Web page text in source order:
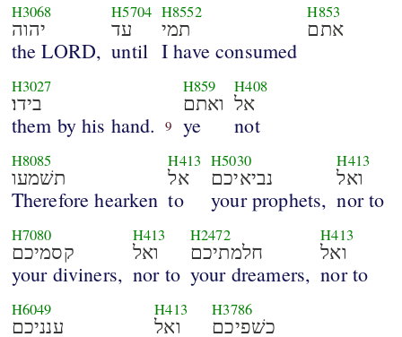
H3068
יהוה
the LORD,
H5704
עד
until
H8552
תמי
I have consumed
H853
אתם
H3027
בידו׃
them by his hand. 9
H859
ואתם
ye
H408
אל
not
H8085
תשׁמעו
Therefore hearken
H413
אל
to
H5030
נביאיכם
your prophets,
H413
ואל
nor to
H7080
קסמיכם
your diviners,
H413
ואל
nor to
H2472
חלמתיכם
your dreamers,
H413
ואל
nor to
H6049
ענניכם
H413
ואל
H3786
כשׁפיכם